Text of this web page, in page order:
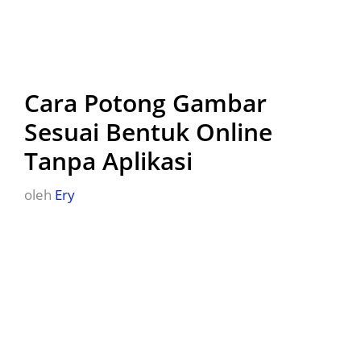
Cara Potong Gambar
Sesuai Bentuk Online
Tanpa Aplikasi
oleh Ery